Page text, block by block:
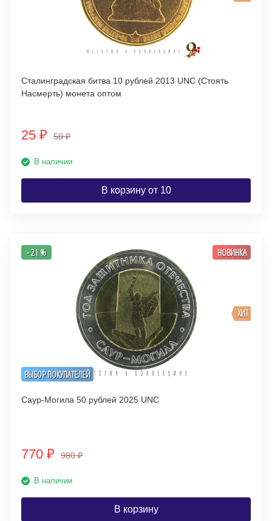
Сталинградская битва 10 рублей 2013 UNC (Стоять
Насмерть) монета оптом
25 ₽ 50₽
В наличии
В корзину от 10
ВЫБОР ПОКУПАТЕЛЕЙ
ХИТ
- 21 % НОВИНКА
Саур-Могила 50 рублей 2025 UNC
770 ₽ 980₽
В наличии
В корзину